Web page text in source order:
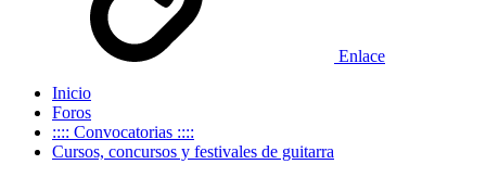
Enlace
Inicio
Foros
:::: Convocatorias ::::
Cursos, concursos y festivales de guitarra